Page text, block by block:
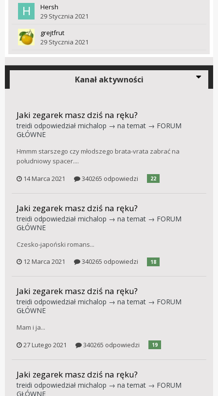
Hersh
29 Stycznia 2021
grejtfrut
29 Stycznia 2021
Kanał aktywności
Jaki zegarek masz dziś na ręku?
treidi odpowiedział michalop → na temat → FORUM
GŁÓWNE
Hmmm starszego czy młodszego brata-vrata zabrać na
południowy spacer....
14 Marca 2021
340265 odpowiedzi 22
Jaki zegarek masz dziś na ręku?
treidi odpowiedział michalop → na temat → FORUM
GŁÓWNE
Czesko-japoński romans...
12 Marca 2021
340265 odpowiedzi 18
Jaki zegarek masz dziś na ręku?
treidi odpowiedział michalop → na temat → FORUM
GŁÓWNE
Mam i ja...
27 Lutego 2021
340265 odpowiedzi 19
Jaki zegarek masz dziś na ręku?
treidi odpowiedział michalop → na temat → FORUM
GŁÓWNE